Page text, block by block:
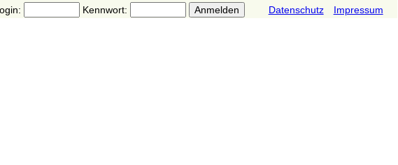
Kennwort: Datenschutz Impressum